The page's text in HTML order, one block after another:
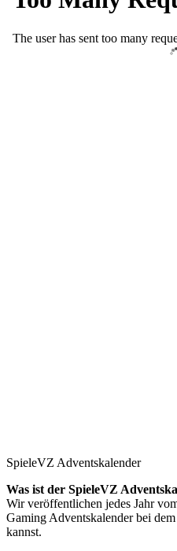
SpieleVZ Adventskalender
Was ist der SpieleVZ
Wir veröffentlichen jedes Jahr
Gaming Adventskalender bei
kannst.